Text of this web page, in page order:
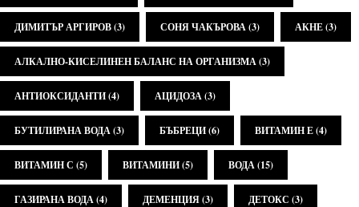
ДИМИТЪР АРГИРОВ(3) СОНЯ ЧАКЪРОВА(3) АКНЕ(3)
АЛКАЛНО-КИСЕЛИНЕН БАЛАНС НА ОРГАНИЗМА(3)
АНТИОКСИДАНТИ(4) АЦИДОЗА(3)
БУТИЛИРАНА ВОДА(3) БЪБРЕЦИ(6) ВИТАМИН Е(4)
ВИТАМИН С (5) ВИТАМИНИ(5) ВОДА(15)
ГАЗИРАНА ВОДА(4) ДЕМЕНЦИЯ(3) ДЕТОКС (3)